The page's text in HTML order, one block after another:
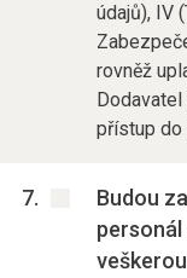
údajů), IV
rovněž
přístup do
Budou
personál